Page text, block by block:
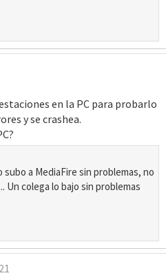
en la PC para probarlo
y se crashea.
subo a MediaFire sin problemas, no
Un colega lo bajo sin problemas